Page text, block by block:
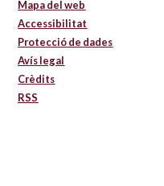
Mapa del web
Accessibilitat
Protecció de dades
Avís legal
Crèdits
RSS